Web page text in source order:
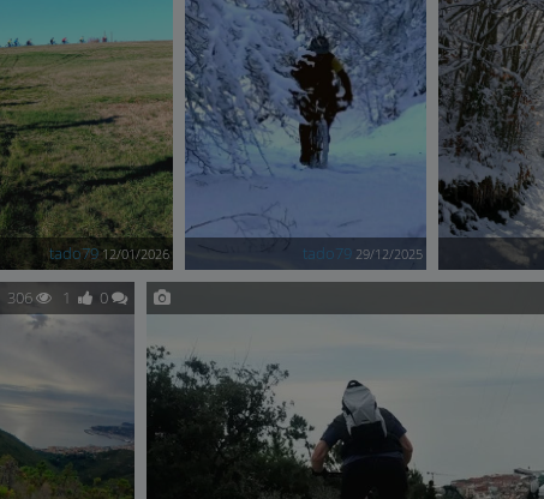
tado79 12/01/2026 tado79 29/12/2025
306 1 0